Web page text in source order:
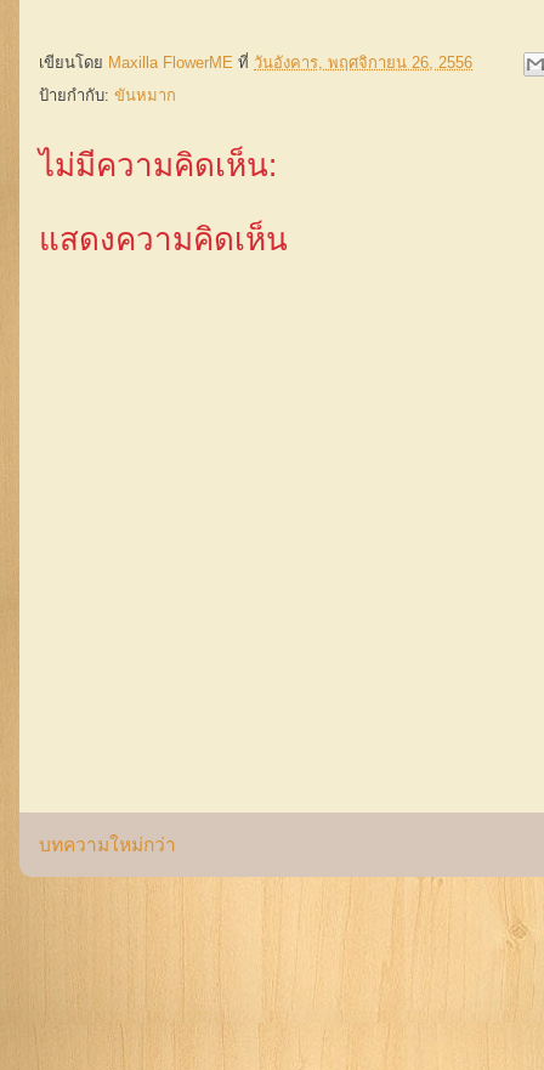
เขียนโดย Maxilla FlowerME ที่ วันอังคาร, พฤศจิกายน 26, 2556
ป้ายกำกับ: ขันหมาก
ไม่มีความคิดเห็น:
แสดงความคิดเห็น
บทความใหม่กว่า